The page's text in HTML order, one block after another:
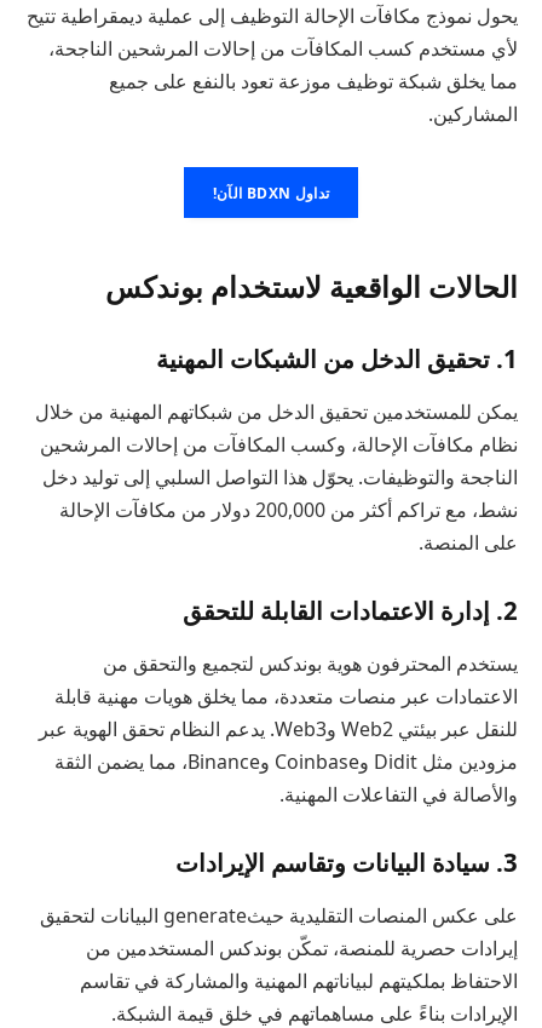
يحول نموذج مكافآت الإحالة التوظيف إلى عملية ديمقراطية تتيح
لأي مستخدم كسب المكافآت من إحالات المرشحين الناجحة،
مما يخلق شبكة توظيف موزعة تعود بالنفع على جميع
المشاركين.
تداول BDXN الآن!
الحالات الواقعية لاستخدام بوندكس
1. تحقيق الدخل من الشبكات المهنية
يمكن للمستخدمين تحقيق الدخل من شبكاتهم المهنية من خلال
نظام مكافآت الإحالة، وكسب المكافآت من إحالات المرشحين
الناجحة والتوظيفات. يحوّل هذا التواصل السلبي إلى توليد دخل
نشط، مع تراكم أكثر من 200,000 دولار من مكافآت الإحالة
على المنصة.
2. إدارة الاعتمادات القابلة للتحقق
يستخدم المحترفون هوية بوندكس لتجميع والتحقق من
الاعتمادات عبر منصات متعددة، مما يخلق هويات مهنية قابلة
للنقل عبر بيئتي Web2 وWeb3. يدعم النظام تحقق الهوية عبر
مزودين مثل Didit وCoinbase وBinance، مما يضمن الثقة
والأصالة في التفاعلات المهنية.
3. سيادة البيانات وتقاسم الإيرادات
على عكس المنصات التقليدية حيثgenerate البيانات لتحقيق
إيرادات حصرية للمنصة، تمكّن بوندكس المستخدمين من
الاحتفاظ بملكيتهم لبياناتهم المهنية والمشاركة في تقاسم
الإيرادات بناءً على مساهماتهم في خلق قيمة الشبكة.